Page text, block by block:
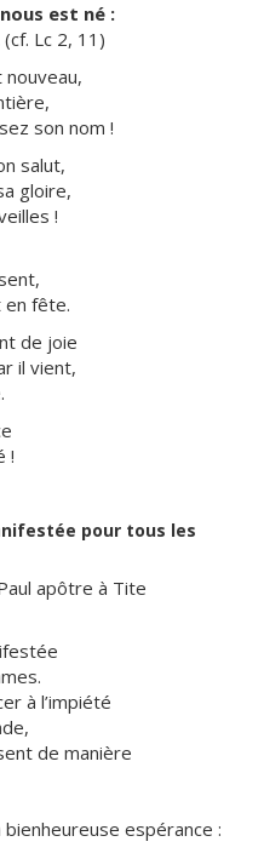
est né :
(cf. Lc 2, 11)
nouveau,
son nom !
salut,
gloire,
!
en fête.
de joie
il vient,
!
pour tous les
apôtre à Tite
à l’impiété
de manière
espérance :